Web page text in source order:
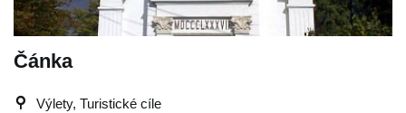
Čánka
Výlety, Turistické cíle